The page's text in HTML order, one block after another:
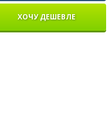
ХОЧУ ДЕШЕВЛЕ